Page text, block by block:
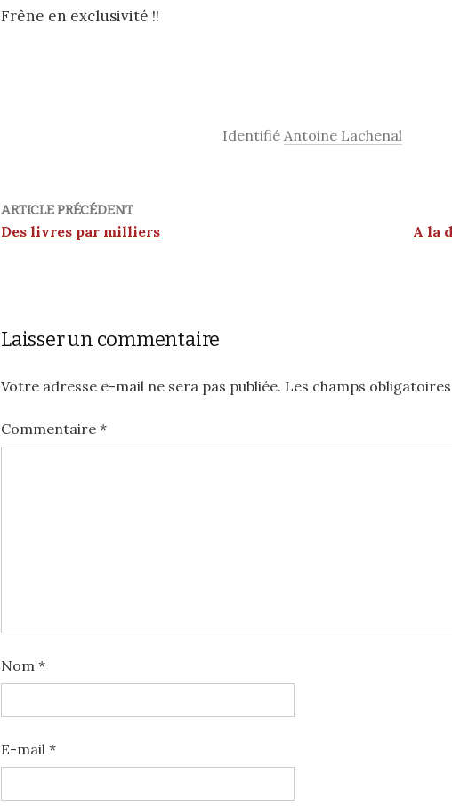
Frêne en exclusivité !!
Identifié Antoine Lachenal
ARTICLE PRÉCÉDENT
Des livres par milliers A la
Laisser un commentaire
Votre adresse e-mail ne sera pas publiée. Les champs
Commentaire *
Nom *
E-mail *